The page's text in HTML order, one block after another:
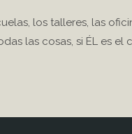
los talleres, las
las cosas, si ÉL es el